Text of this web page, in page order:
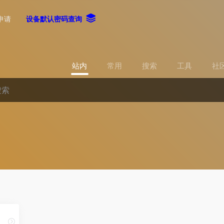
请 设备默认密码查询
站内 常用 搜索 工具 社